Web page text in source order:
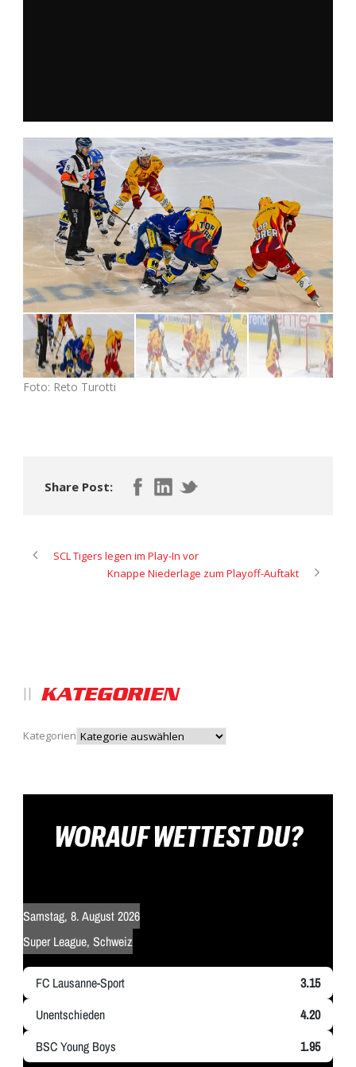
Foto: Reto Turotti
Share Post:
SCL Tigers legen im Play-In vor
Knappe Niederlage zum Playoff-Auftakt
KATEGORIEN
Kategorien